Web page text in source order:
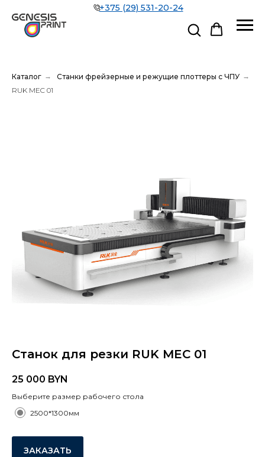
+375 (29) 531-20-24
Каталог → Станки фрейзерные и режущие плоттеры с ЧПУ →
RUK MEC 01
Станок для резки RUK MEC 01
25 000 BYN
Выберите размер рабочего стола
2500*1300мм
ЗАКАЗАТЬ